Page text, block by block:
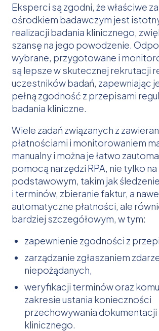
Eksperci są zgodni, że właściwe
ośrodkiem badawczym jest
realizacji badania klinicznego,
szansę na jego powodzenie.
wybrane, przygotowane i
są lepsze w skutecznej rekrutacji
uczestników badań, zapewniając
pełną zgodność z przepisami
badania kliniczne.
Wiele zadań związanych z
płatnościami i monitorowaniem
manualny i można je łatwo
pomocą narzędzi RPA, nie tylko
podstawowym, takim jak
i terminów, zbieranie faktur, a
automatyczne płatności, ale
bardziej szczegółowym, w tym:
zapewnienie zgodności z
zarządzanie zgłaszaniem
niepożądanych,
weryfikacji terminów oraz
zakresie ustania konieczności
przechowywania dokumentacji
klinicznego.